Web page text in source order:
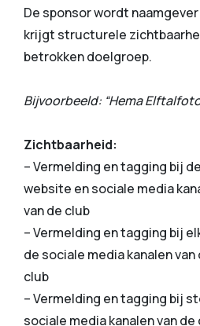
De sponsor wordt
krijgt structurele
betrokken doelgroep.
Bijvoorbeeld: “Hema
Zichtbaarheid:
– Vermelding en tagging bij
website en sociale media
van de club
– Vermelding en tagging bij
de sociale media kanalen van
club
– Vermelding en tagging bij
sociale media kanalen van de